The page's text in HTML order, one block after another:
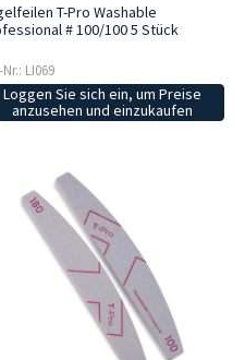
T-Pro Washable
# 100/100 5 Stück
LI069
Loggen Sie sich ein, um Preise
anzusehen und einzukaufen